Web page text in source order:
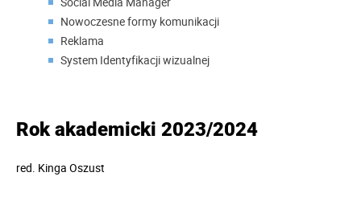
Nowoczesne formy komunikacji
Reklama
System Identyfikacji wizualnej
Rok akademicki 2023/2024
red. Kinga Oszust